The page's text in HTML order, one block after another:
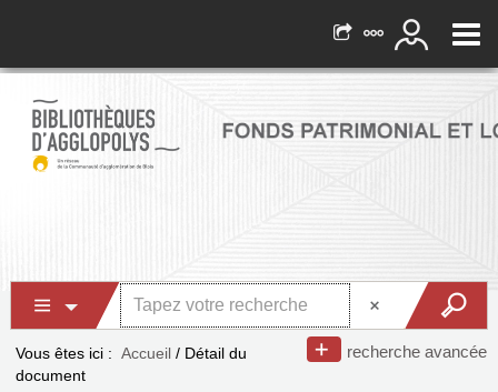
recherche avancée
Vous êtes ici : Accueil / Détail du
document